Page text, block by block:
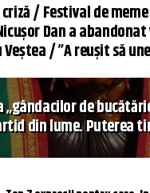
criză / Festival de
Dan a
/ ”A reușit să
„gândacilor de
din lume. Puterea